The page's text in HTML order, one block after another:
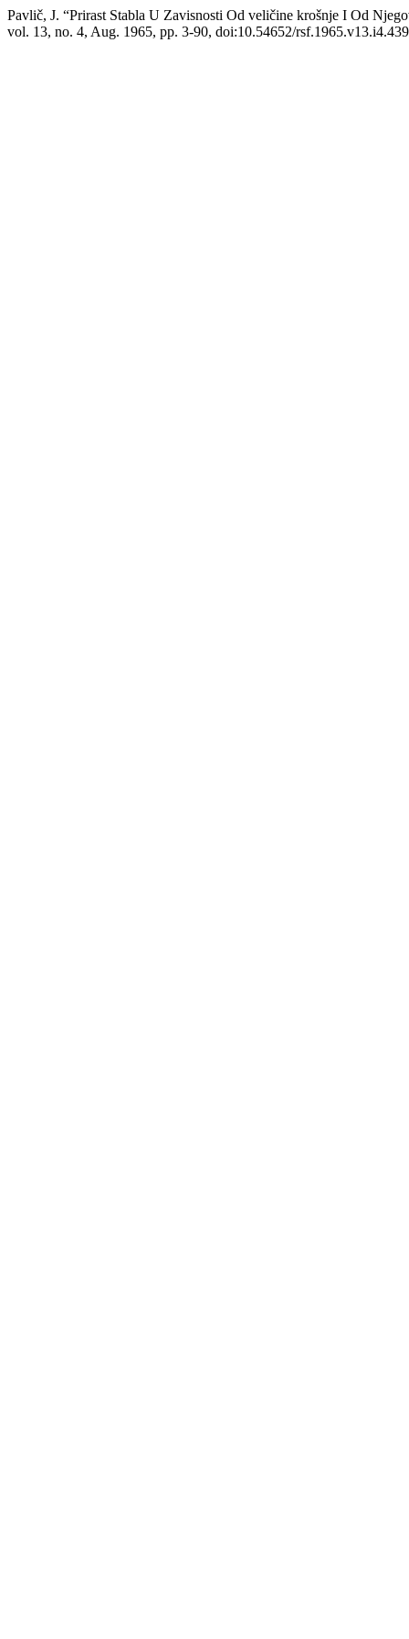
Pavlič, J. “Prirast Stabla U Zavisnosti Od veličine krošnje I Od
vol. 13, no. 4, Aug. 1965, pp. 3-90, doi:10.54652/